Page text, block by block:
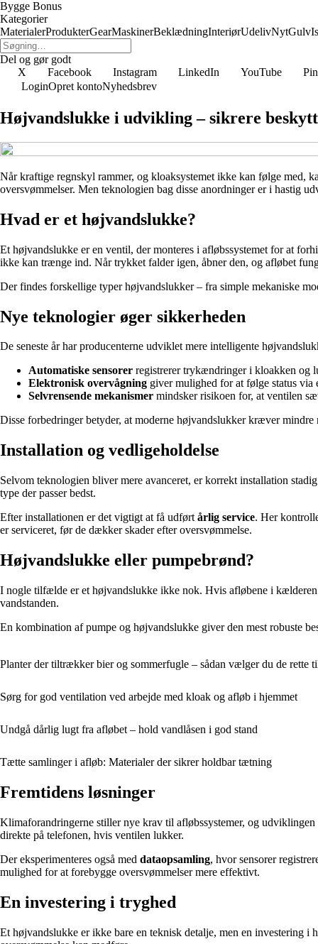
Bygge Bonus
Kategorier
MaterialerProdukterGearMaskinerBeklædningInteriørUdelivNytGulv
Del og gør godt
X
Facebook Instagram LinkedIn YouTube
LoginOpret kontoNyhedsbrev
Højvandslukke i udvikling – sikrere
Når kraftige regnskyl rammer, og kloaksystemet ikke kan følge med,
oversvømmelser. Men teknologien bag disse anordninger er i hastig
Hvad er et højvandslukke?
Et højvandslukke er en ventil, der monteres i afløbssystemet for at
ikke kan trænge ind. Når trykket falder igen, åbner den, og afløbet
Der findes forskellige typer højvandslukker – fra simple mekaniske
Nye teknologier øger sikkerheden
De seneste år har producenterne udviklet mere intelligente
Automatiske sensorer registrerer trykændringer i kloakken og
Elektronisk overvågning giver mulighed for at følge status via
Selvrensende mekanismer mindsker risikoen for, at ventilen
Disse forbedringer betyder, at moderne højvandslukker kræver
Installation og vedligeholdelse
Selvom teknologien bliver mere avanceret, er korrekt installation
type der passer bedst.
Efter installationen er det vigtigt at få udført årlig service. Her
er serviceret, før de dækker skader efter oversvømmelse.
Højvandslukke eller pumpebrønd?
I nogle tilfælde er et højvandslukke ikke nok. Hvis afløbene i
vandstanden.
En kombination af pumpe og højvandslukke giver den mest robuste
Planter der tiltrækker bier og sommerfugle – sådan vælger du de rette
Sørg for god ventilation ved arbejde med kloak og afløb i hjemmet
Undgå dårlig lugt fra afløbet – hold vandlåsen i god stand
Tætte samlinger i afløb: Materialer der sikrer holdbar tætning
Fremtidens løsninger
Klimaforandringerne stiller nye krav til afløbssystemer, og
direkte på telefonen, hvis ventilen lukker.
Der eksperimenteres også med dataopsamling, hvor sensorer
mulighed for at forebygge oversvømmelser mere effektivt.
En investering i tryghed
Et højvandslukke er ikke bare en teknisk detalje, men en investering i